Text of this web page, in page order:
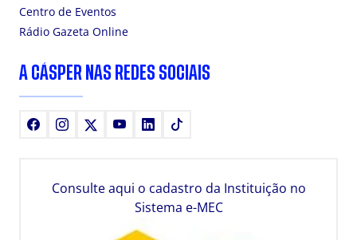
Centro de Eventos
Rádio Gazeta Online
A CÁSPER NAS REDES SOCIAIS
FacebookInstagram YoutubeLinkedIn
Consulte aqui o cadastro da Instituição no
Sistema e-MEC